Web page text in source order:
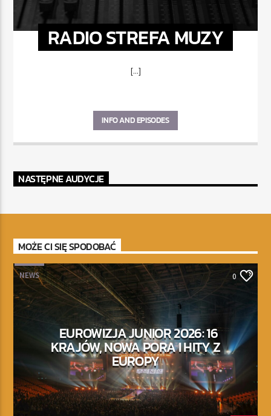
RADIO STREFA MUZY
[...]
INFO AND EPISODES
NASTĘPNE AUDYCJE
MOŻE CI SIĘ SPODOBAĆ
NEWS 0
EUROWIZJA JUNIOR 2026: 16
KRAJÓW, NOWA PORA I HITY Z
EUROPY